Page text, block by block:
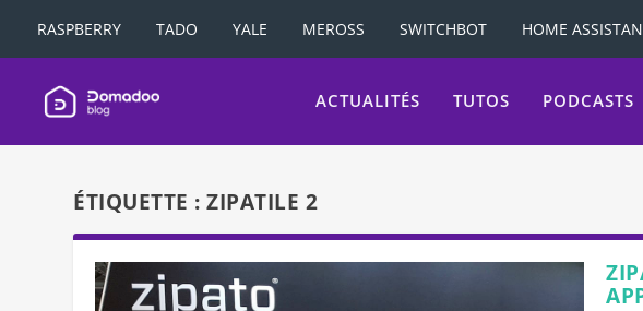
RASPBERRY TADO YALE MEROSS SWITCHBOT HOME
ACTUALITÉS TUTOS PODCASTS
ÉTIQUETTE :ZIPATILE 2